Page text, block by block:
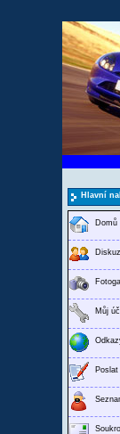
Hlavní
Domů
Můj
Poslat